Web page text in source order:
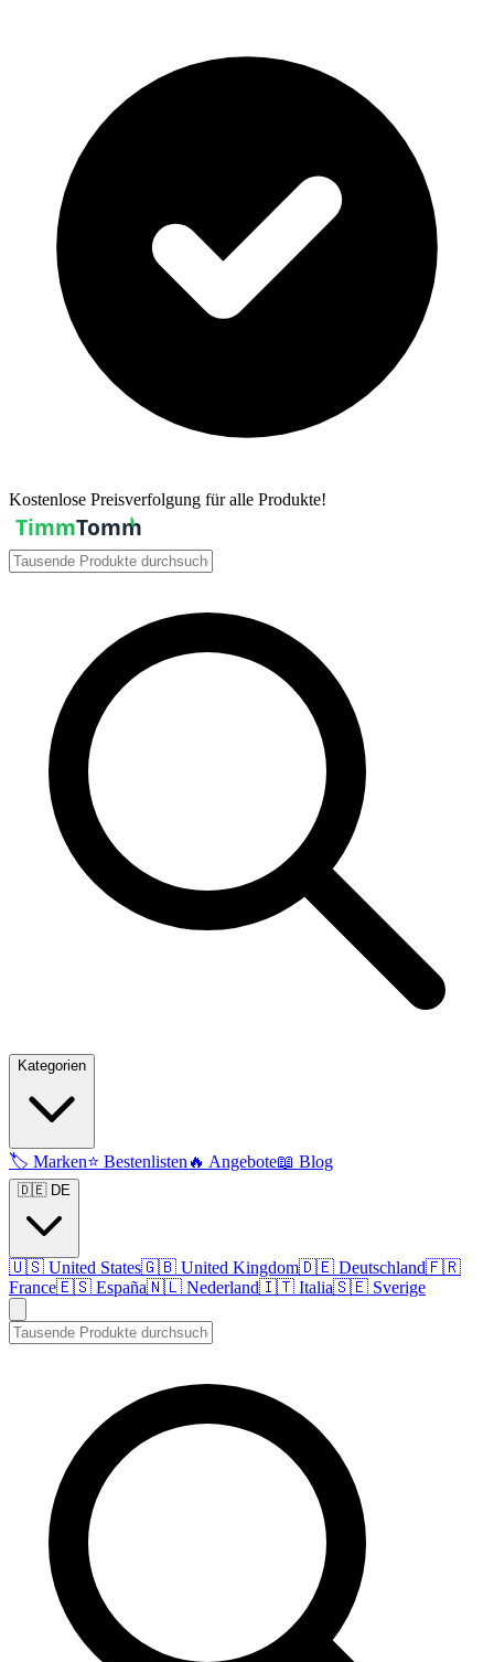
Kostenlose Preisverfolgung für alle Produkte!
Kategorien
🏷️ Marken⭐ Bestenlisten 🔥 Angebote📖 Blog
🇩🇪 DE
🇺🇸 United States🇬🇧 United Kingdom🇩🇪 Deutschland🇫🇷
France🇪🇸 España🇳🇱 Nederland🇮🇹 Italia🇸🇪 Sverige